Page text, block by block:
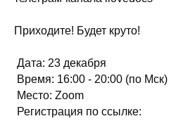
Приходите! Будет круто!
Дата: 23 декабря
Время: 16:00 - 20:00 (по Мск)
Место: Zoom
Регистрация по ссылке: